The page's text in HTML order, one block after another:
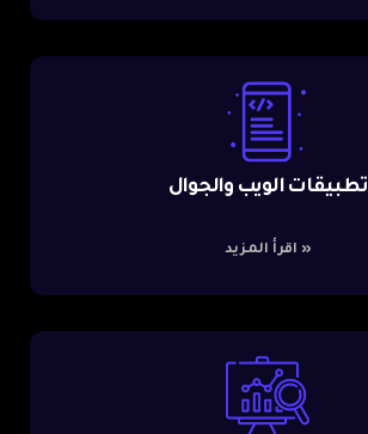
تطبيقات الويب والجوال
اقرأ المزيد »